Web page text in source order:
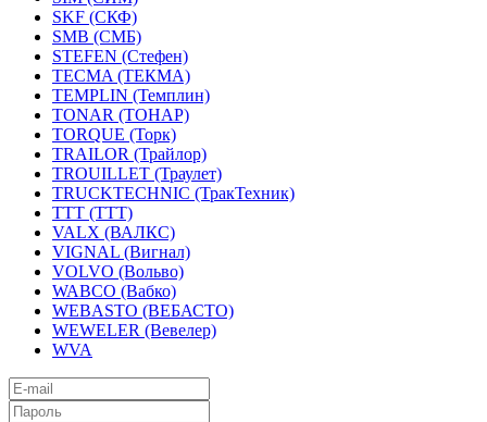
SKF (СКФ)
SMB (СМБ)
STEFEN (Стефен)
TECMA (ТЕКМА)
TEMPLIN (Темплин)
TONAR (ТОНАР)
TORQUE (Торк)
TRAILOR (Трайлор)
TROUILLET (Траулет)
TRUCKTECHNIC (ТракТехник)
TTT (ТТТ)
VALX (ВАЛКС)
VIGNAL (Вигнал)
VOLVO (Вольво)
WABCO (Вабко)
WEBASTO (ВЕБАСТО)
WEWELER (Вевелер)
WVA